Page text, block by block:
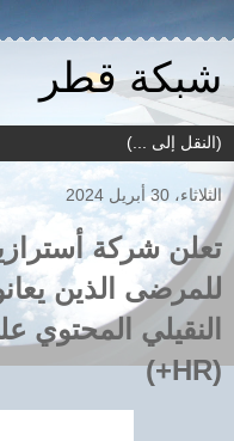
شبكة قطر
الثلاثاء، 30 أبريل 2024
تعلن شركة
للمرضى الذين
النقيلي المحتوي
(HR+)